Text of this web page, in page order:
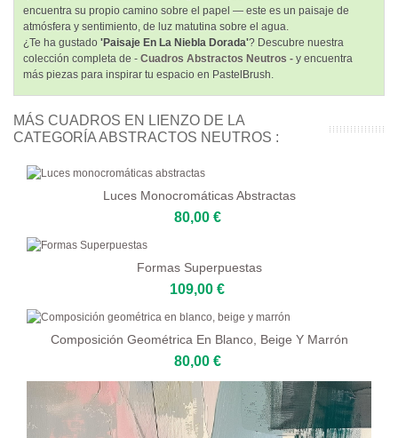
encuentra su propio camino sobre el papel — este es un paisaje de
atmósfera y sentimiento, de luz matutina sobre el agua.
¿Te ha gustado 'Paisaje En La Niebla Dorada'? Descubre nuestra
colección completa de - Cuadros Abstractos Neutros - y encuentra
más piezas para inspirar tu espacio en PastelBrush.
MÁS CUADROS EN LIENZO DE LA
CATEGORÍA ABSTRACTOS NEUTROS :
Luces Monocromáticas Abstractas
80,00 €
Formas Superpuestas
109,00 €
Composición Geométrica En Blanco, Beige Y Marrón
80,00 €